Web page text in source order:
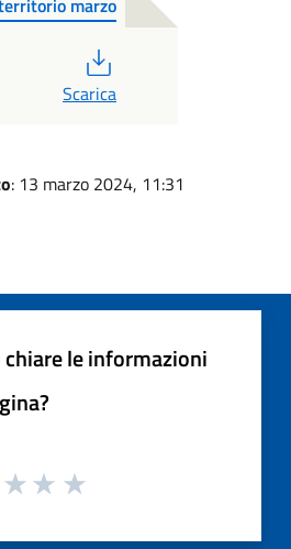
Scarica
: 13 marzo 2024, 11:31
le informazioni